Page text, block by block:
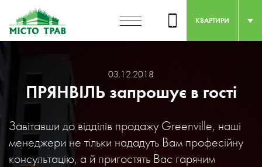
КВАРТИРИ
03.12.2018
ПРЯНВІЛЬ запрошує в гості
Завітавши до відділів продажу Greenville, наші
менеджери не тільки нададуть Вам професійну
консультацію, а й пригостять Вас гарячим